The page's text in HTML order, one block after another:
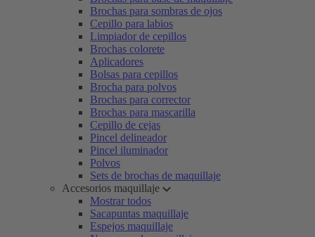
Brochas para sombras de ojos
Cepillo para labios
Limpiador de cepillos
Brochas colorete
Aplicadores
Bolsas para cepillos
Brocha para polvos
Brochas para corrector
Brochas para mascarilla
Cepillo de cejas
Pincel delineador
Pincel iluminador
Polvos
Sets de brochas de maquillaje
Accesorios maquillaje
Mostrar todos
Sacapuntas maquillaje
Espejos maquillaje